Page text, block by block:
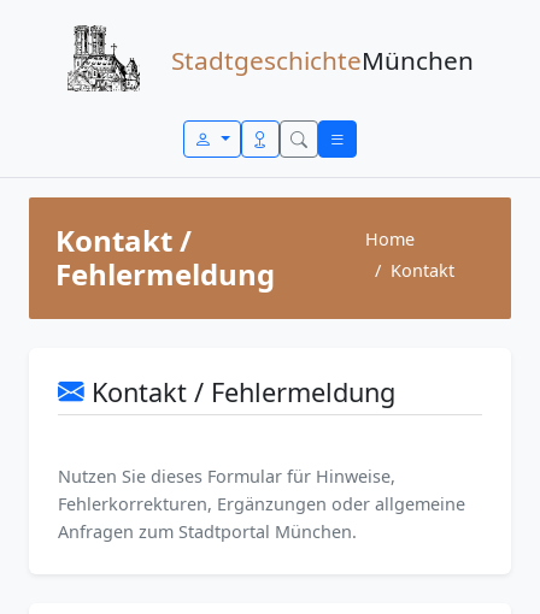
StadtgeschichteMünchen
Kontakt /
Fehlermeldung
Home
Kontakt
Kontakt / Fehlermeldung
Nutzen Sie dieses Formular für Hinweise,
Fehlerkorrekturen, Ergänzungen oder allgemeine
Anfragen zum Stadtportal München.